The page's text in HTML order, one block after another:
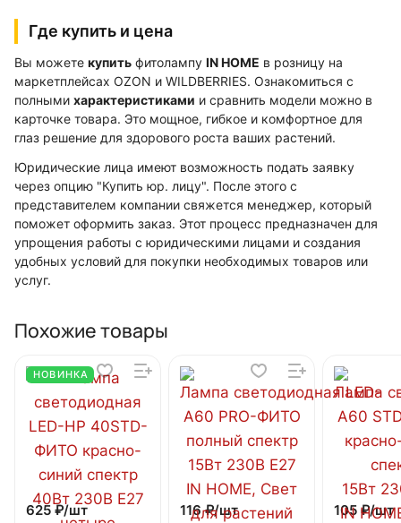
Где купить и цена
Вы можете купить фитолампу IN HOME в розницу на
маркетплейсах OZON и WILDBERRIES. Ознакомиться с
полными характеристиками и сравнить модели можно в
карточке товара. Это мощное, гибкое и комфортное для
глаз решение для здорового роста ваших растений.
Юридические лица имеют возможность подать заявку
через опцию "Купить юр. лицу". После этого с
представителем компании свяжется менеджер, который
поможет оформить заказ. Этот процесс предназначен для
упрощения работы с юридическими лицами и создания
удобных условий для покупки необходимых товаров или
услуг.
Похожие товары
НОВИНКА
625 ₽/шт 116 ₽/шт 105 ₽/шт